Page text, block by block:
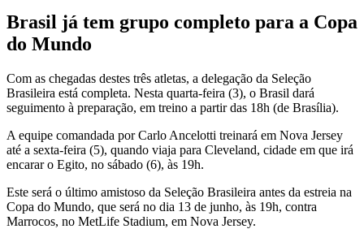
Brasil já tem grupo completo para a Copa
do Mundo
Com as chegadas destes três atletas, a delegação da Seleção
Brasileira está completa. Nesta quarta-feira (3), o Brasil dará
seguimento à preparação, em treino a partir das 18h (de Brasília).
A equipe comandada por Carlo Ancelotti treinará em Nova Jersey
até a sexta-feira (5), quando viaja para Cleveland, cidade em que irá
encarar o Egito, no sábado (6), às 19h.
Este será o último amistoso da Seleção Brasileira antes da estreia na
Copa do Mundo, que será no dia 13 de junho, às 19h, contra
Marrocos, no MetLife Stadium, em Nova Jersey.